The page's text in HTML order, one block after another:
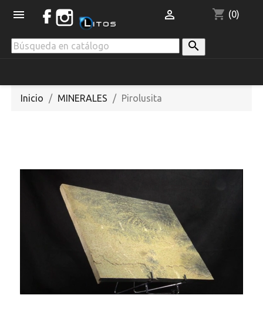
 shopping_cart (0)


Inicio MINERALES Pirolusita